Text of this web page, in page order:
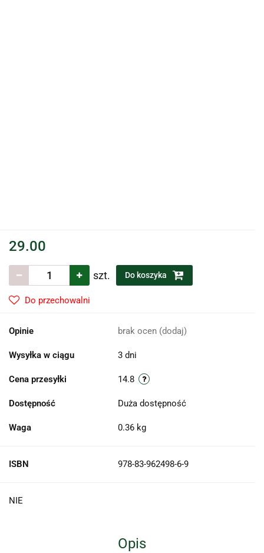
29.00
szt. Do koszyka
Do przechowalni
Opinie brak ocen (dodaj)
Wysyłka w ciągu 3 dni
Cena przesyłki 14.8
Dostępność Duża dostępność
Waga 0.36 kg
ISBN 978-83-962498-6-9
NIE
Opis